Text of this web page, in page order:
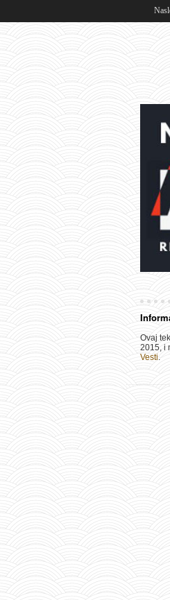
Ovaj
2015, i
Vesti.